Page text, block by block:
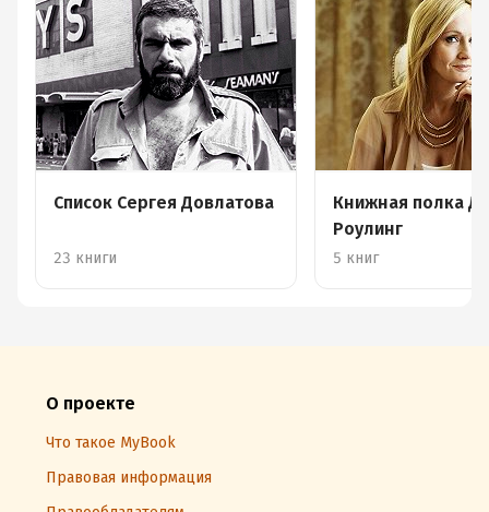
Список Сергея Довлатова
23 книги
Книжная полка
Роулинг
5 книг
О проекте
Что такое MyBook
Правовая информация